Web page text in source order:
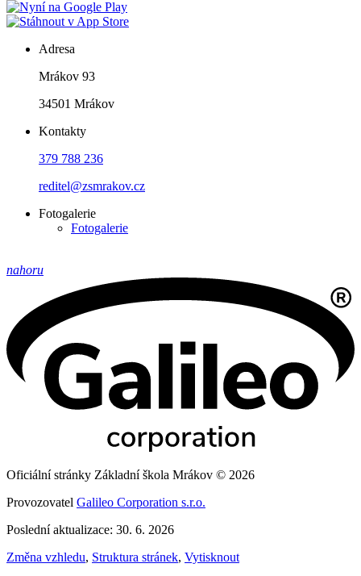
Adresa
Mrákov 93
34501 Mrákov
Kontakty
379 788 236
reditel@zsmrakov.cz
Fotogalerie
Fotogalerie
nahoru
Oficiální stránky Základní škola Mrákov © 2026
Provozovatel Galileo Corporation s.r.o.
Poslední aktualizace: 30. 6. 2026
Změna vzhledu, Struktura stránek, Vytisknout